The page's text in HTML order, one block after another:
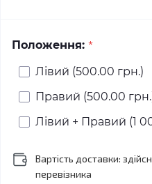
Положення: *
Лівий (500.00 грн.)
Правий (500.00
Лівий + Правий (1
Вартість доставки:
перевізника